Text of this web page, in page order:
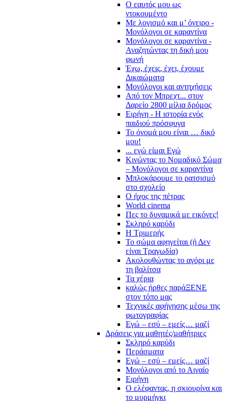
Ο εαυτός μου ως
ντοκουμέντο
Με λογισμό και μ’ όνειρο -
Μονόλογοι σε καραντίνα
Μονόλογοι σε καραντίνα -
Αναζητώντας τη δική μου
φωνή
Έχω, έχεις, έχει, έχουμε
Δικαιώματα
Μονόλογοι και αντηχήσεις
Από τον Μπρεχτ... στον
Δαρείο 2800 μίλια δρόμος
Ειρήνη - Η ιστορία ενός
παιδιού πρόσφυγα
Το όνομά μου είναι … δικό
μου!
... εγώ είμαι Εγώ
Κινώντας το Νομαδικό Σώμα
– Μονόλογοι σε καραντίνα
Μπλοκάρουμε το ρατσισμό
στο σχολείο
Ο ήχος της πέτρας
World cinema
Πες το δυναμικά με εικόνες!
Σκληρό καρύδι
Η Τριμερής
Το σώμα αφηγείται (ή Δεν
είναι Τραγωδία)
Ακολουθώντας το αγόρι με
τη βαλίτσα
Τα χέρια
καλώς ήρθες παράΞΕΝΕ
στον τόπο μας
Τεχνικές αφήγησης μέσω της
φωτογραφίας
Εγώ – εσύ – εμείς… μαζί
Δράσεις για μαθητές/μαθήτριες
Σκληρό καρύδι
Περάσματα
Εγώ – εσύ – εμείς… μαζί
Μονόλογοι από το Αιγαίο
Ειρήνη
Ο ελέφαντας, η σκιουρίνα και
το μυρμήγκι